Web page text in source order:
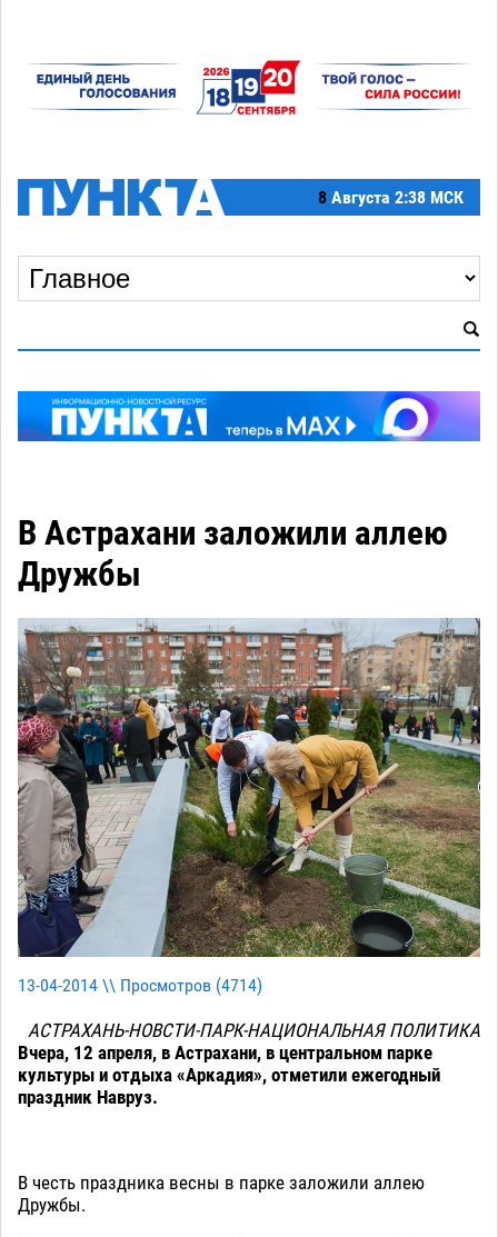
8 Августа 2:38 МСК
В Астрахани заложили аллею
Дружбы
13-04-2014 \\ Просмотров (4714)
АСТРАХАНЬ-НОВСТИ-ПАРК-НАЦИОНАЛЬНАЯ ПОЛИТИКА
Вчера, 12 апреля, в Астрахани, в центральном парке
культуры и отдыха «Аркадия», отметили ежегодный
праздник Навруз.
В честь праздника весны в парке заложили аллею
Дружбы.